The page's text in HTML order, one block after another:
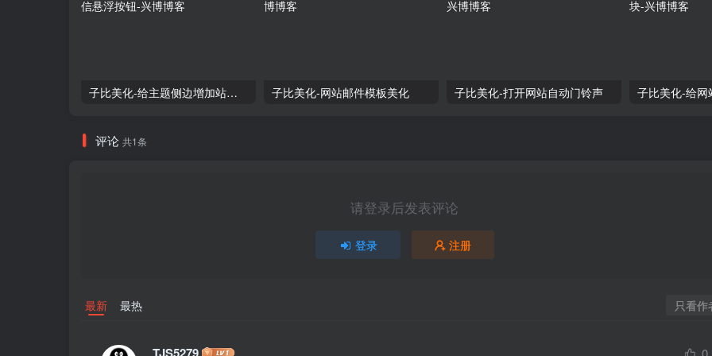
子比美化-给主题侧边增加站长私信悬浮按钮 子比美化-网站邮件模板美化 子比美化-打开网站自动门铃声
评论 共1条
请登录后发表评论
登录 注册
最新 最热 只看作
TJS5279